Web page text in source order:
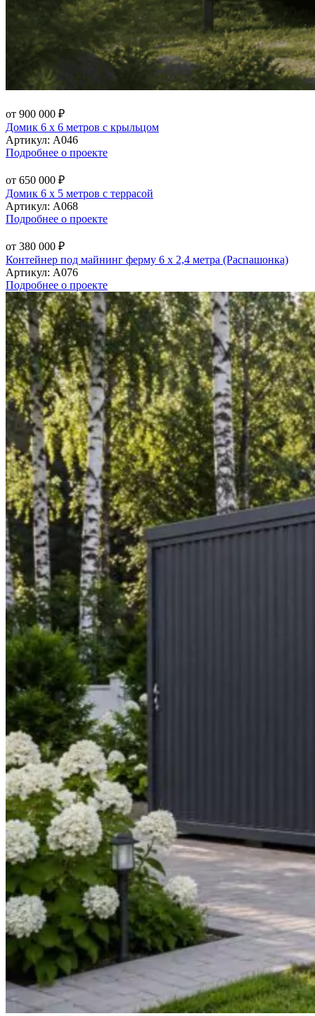
от 900 000 ₽
Домик 6 х 6 метров с крыльцом
Артикул: А046
Подробнее о проекте
от 650 000 ₽
Домик 6 х 5 метров с террасой
Артикул: А068
Подробнее о проекте
от 380 000 ₽
Контейнер под майнинг ферму 6 х 2,4 метра (Распашонка)
Артикул: А076
Подробнее о проекте